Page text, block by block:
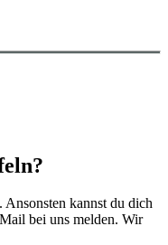
kannst du dich
bei uns melden. Wir